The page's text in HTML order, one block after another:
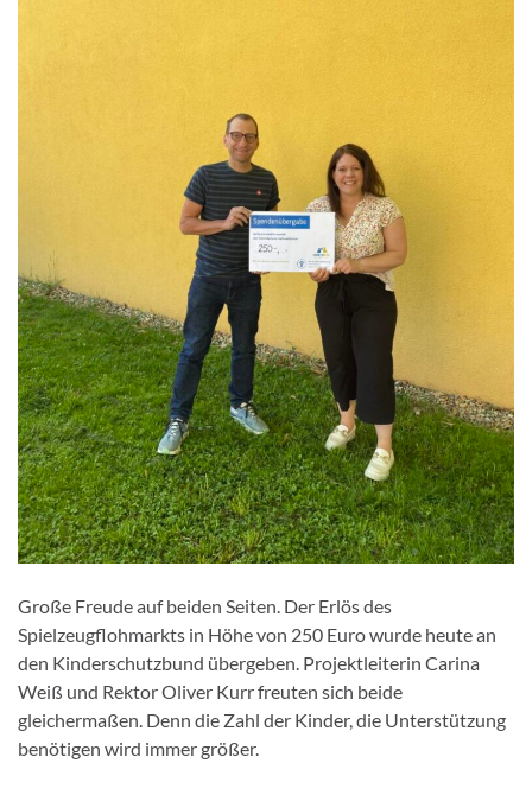
Große Freude auf beiden Seiten. Der Erlös des
Spielzeugflohmarkts in Höhe von 250 Euro wurde heute an
den Kinderschutzbund übergeben. Projektleiterin Carina
Weiß und Rektor Oliver Kurr freuten sich beide
gleichermaßen. Denn die Zahl der Kinder, die Unterstützung
benötigen wird immer größer.